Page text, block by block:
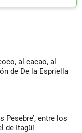
al cacao, al
de De la Espriella
Pesebre’, entre los
de Itagüí